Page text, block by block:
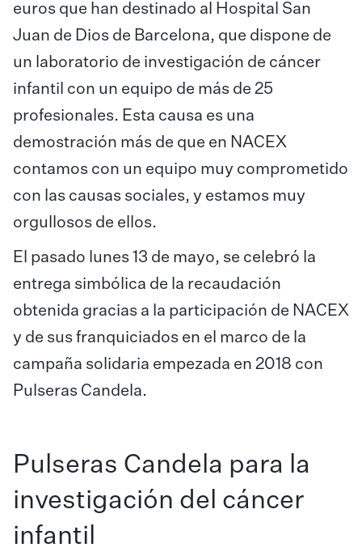
euros que han destinado al Hospital San
Juan de Dios de Barcelona, que dispone de
un laboratorio de investigación de cáncer
infantil con un equipo de más de 25
profesionales. Esta causa es una
demostración más de que en NACEX
contamos con un equipo muy comprometido
con las causas sociales, y estamos muy
orgullosos de ellos.
El pasado lunes 13 de mayo, se celebró la
entrega simbólica de la recaudación
obtenida gracias a la participación de NACEX
y de sus franquiciados en el marco de la
campaña solidaria empezada en 2018 con
Pulseras Candela.
Pulseras Candela para la
investigación del cáncer
infantil